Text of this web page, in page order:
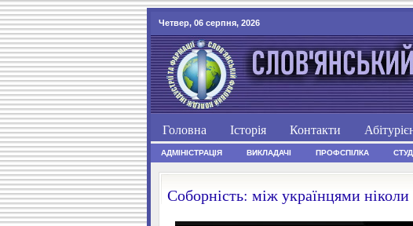
Четвер, 06 серпня, 2026
Головна Історія Контакти
АДМІНІСТРАЦІЯ ВИКЛАДАЧІ ПРОФСПІЛКА
Соборність: між українцями